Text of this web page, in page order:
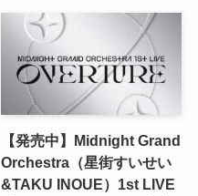
【発売中】Midnight Grand
Orchestra（星街すいせい
&TAKU INOUE）1st LIVE